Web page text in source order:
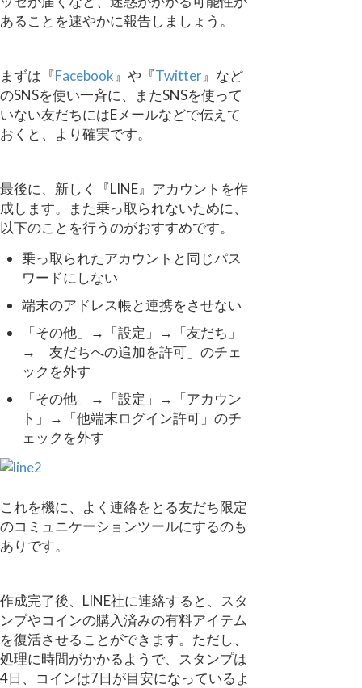
あることを速やかに報告しましょう。
まずは『Facebook 』や『Twitter』など
のSNSを使い一斉に、またSNSを使って
いない友だちにはEメールなどで伝えて
おくと、より確実です。
最後に、新しく『LINE』アカウントを作
成します。また乗っ取られないために、
以下のことを行うのがおすすめです。
乗っ取られたアカウントと同じパス
ワードにしない
端末のアドレス帳と連携をさせない
「その他」→「設定」→「友だち」
→「友だちへの追加を許可」のチェ
ックを外す
「その他」→「設定」→「アカウン
ト」→「他端末ログイン許可」のチ
ェックを外す
これを機に、よく連絡をとる友だち限定
のコミュニケーションツールにするのも
ありです。
作成完了後、LINE社に連絡すると、スタ
ンプやコインの購入済みの有料アイテム
を復活させることができます。ただし、
処理に時間がかかるようで、スタンプは
4日、コインは7日が目安になっているよ